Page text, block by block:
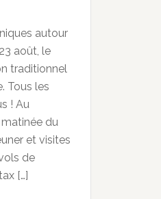
autour
août, le
traditionnel
Tous les
! Au
du
et visites
de
[…]